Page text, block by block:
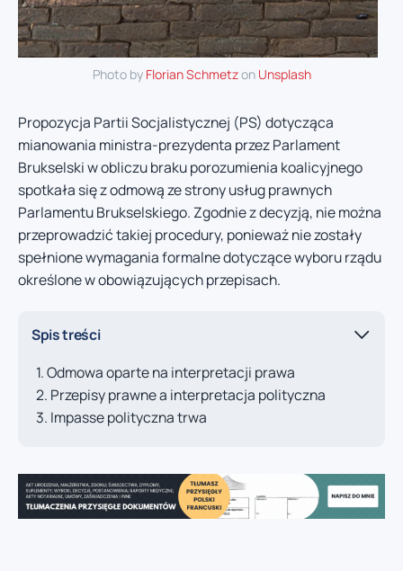
Photo by Florian Schmetzon Unsplash
Propozycja Partii Socjalistycznej (PS) dotycząca
mianowania ministra-prezydenta przez Parlament
Brukselski w obliczu braku porozumienia koalicyjnego
spotkała się z odmową ze strony usług prawnych
Parlamentu Brukselskiego. Zgodnie z decyzją, nie można
przeprowadzić takiej procedury, ponieważ nie zostały
spełnione wymagania formalne dotyczące wyboru rządu
określone w obowiązujących przepisach.
Spis treści
Odmowa oparte na interpretacji prawa
Przepisy prawne a interpretacja polityczna
Impasse polityczna trwa